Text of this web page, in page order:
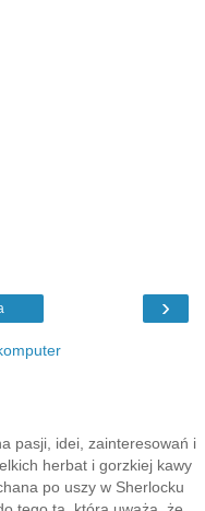
›
pasji, idei, zainteresowań i
herbat i gorzkiej kawy
po uszy w Sherlocku